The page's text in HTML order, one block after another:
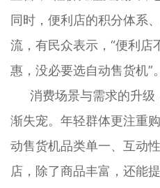
同时，便利店的积分体系
流，有民众表示，“便利店
惠，没必要选自动售货机”。
消费场景与需求的升
渐失宠。年轻群体更注重
动售货机品类单一、互动
店，除了商品丰富，还能